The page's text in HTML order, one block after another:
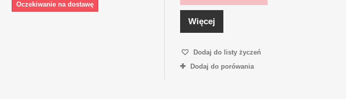
Oczekiwanie na dostawę
Więcej
Dodaj do listy życzeń
Dodaj do porówania